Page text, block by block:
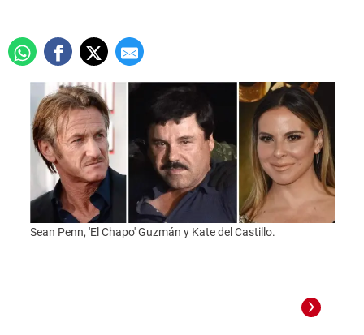
Sean Penn, 'El Chapo' Guzmán y Kate del Castillo.